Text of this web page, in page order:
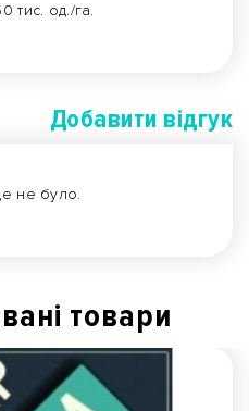
тис. од./га.
Добавити вiдгук
не було.
товари